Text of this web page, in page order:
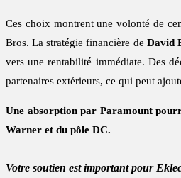
Ces choix montrent une volonté de
Bros. La stratégie financière de David
vers une rentabilité immédiate. Des
partenaires extérieurs, ce qui peut
Une absorption par Paramount
Warner et du pôle DC.
Votre soutien est important pour